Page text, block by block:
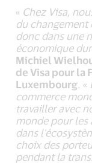
« Chez Visa,
du changement
donc dans une
économique
Michiel
de Visa pour la
Luxembourg. «
commerce
travailler avec
monde pour les
dans
choix des
pendant la